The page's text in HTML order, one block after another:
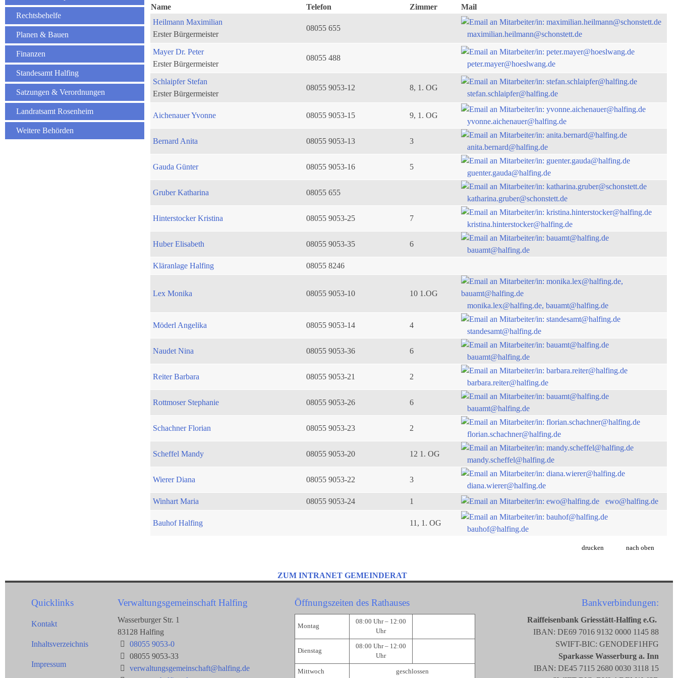
Rechtsbehelfe
Planen & Bauen
Finanzen
Standesamt Halfing
Satzungen & Verordnungen
Landratsamt Rosenheim
Weitere Behörden
Name
Telefon Zimmer
Mail
Heilmann Maximilian
Erster Bürgermeister
08055 655
maximilian.heilmann@schonstett.de
Mayer Dr. Peter
Erster Bürgermeister
08055 488
peter.mayer@hoeslwang.de
Schlaipfer Stefan
Erster Bürgermeister
08055 9053-12 8, 1. OG
stefan.schlaipfer@halfing.de
Aichenauer Yvonne 08055 9053-15 9, 1. OG
yvonne.aichenauer@halfing.de
Bernard Anita 08055 9053-13 3
anita.bernard@halfing.de
Gauda Günter 08055 9053-16 5
guenter.gauda@halfing.de
Gruber Katharina 08055 655
katharina.gruber@schonstett.de
Hinterstocker Kristina 08055 9053-25 7
kristina.hinterstocker@halfing.de
Huber Elisabeth 08055 9053-35 6
bauamt@halfing.de
Kläranlage Halfing
08055 8246
Lex Monika 08055 9053-10
10 1.OG
monika.lex@halfing.de, bauamt@halfing.de
Möderl Angelika 08055 9053-14 4
standesamt@halfing.de
Naudet Nina 08055 9053-36 6
bauamt@halfing.de
Reiter Barbara 08055 9053-21 2
barbara.reiter@halfing.de
Rottmoser Stephanie 08055 9053-26 6
bauamt@halfing.de
Schachner Florian 08055 9053-23 2
florian.schachner@halfing.de
Scheffel Mandy 08055 9053-20 12 1. OG
mandy.scheffel@halfing.de
Wierer Diana 08055 9053-22 3
diana.wierer@halfing.de
Winhart Maria
08055 9053-24 1 ewo@halfing.de
Bauhof Halfing 11, 1. OG
bauhof@halfing.de
drucken nach oben
ZUM INTRANET GEMEINDERAT
Quicklinks
Kontakt
Inhaltsverzeichnis
Impressum
Verwaltungsgemeinschaft Halfing
Wasserburger Str. 1
83128 Halfing
08055 9053-0
08055 9053-33
verwaltungsgemeinschaft@halfing.de
Öffnungszeiten des Rathauses
Montag
08:00 Uhr – 12:00
Uhr
Dienstag
08:00 Uhr – 12:00
Uhr
Mittwoch geschlossen
Bankverbindungen:
Raiffeisenbank Griesstätt-Halfing e.G.
IBAN: DE69 7016 9132 0000 1145 88
SWIFT-BIC: GENODEF1HFG
Sparkasse Wasserburg a. Inn
IBAN: DE45 7115 2680 0030 3118 15